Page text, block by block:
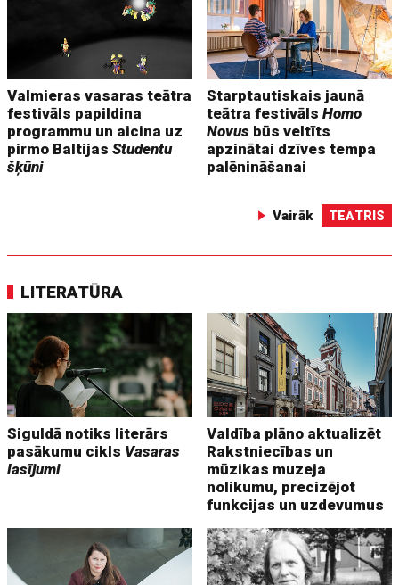
Valmieras vasaras teātra
festivāls papildina
programmu un aicina uz
pirmo BaltijasStudentu
šķūni
Starptautiskais jaunā
teātra festivālsHomo
Novus būs veltīts
apzinātai dzīves tempa
palēnināšanai
Vairāk TEĀTRIS
LITERATŪRA
Siguldā notiks literārs
pasākumu cikls Vasaras
lasījumi
Valdība plāno aktualizēt
Rakstniecības un
mūzikas muzeja
nolikumu, precizējot
funkcijas un uzdevumus